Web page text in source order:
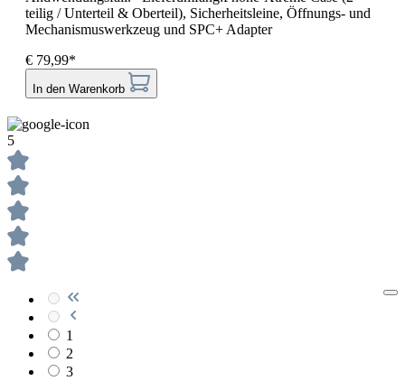
teilig / Unterteil & Oberteil), Sicherheitsleine, Öffnungs- und
Mechanismuswerkzeug und SPC+ Adapter
€ 79,99*
In den Warenkorb
5
1
2
3